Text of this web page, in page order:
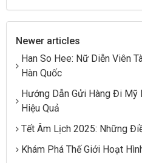
Newer articles
Han So Hee: Nữ Diễn Viên
Hàn Quốc
Hướng Dẫn Gửi Hàng Đi Mỹ
Hiệu Quả
Tết Âm Lịch 2025: Những
Khám Phá Thế Giới Hoạt